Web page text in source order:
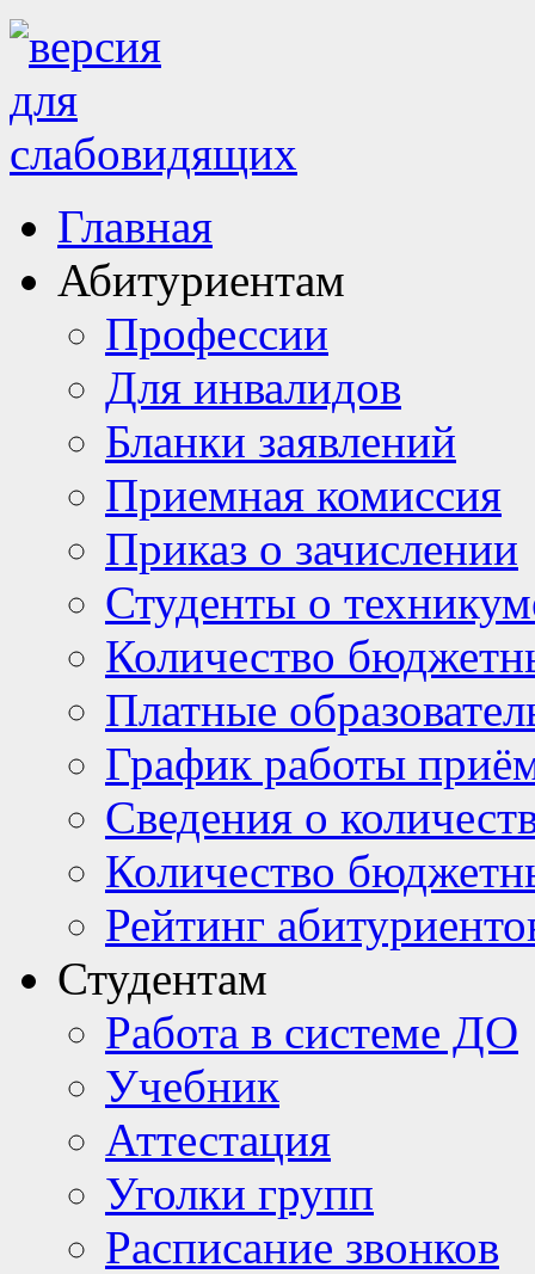
Главная
Абитуриентам
Профессии
Для инвалидов
Бланки заявлений
Приемная комиссия
Приказ о зачислении
Студенты о
Количество
Платные
График работы
Сведения о
Количество
Рейтинг
Студентам
Работа в системе ДО
Учебник
Аттестация
Уголки групп
Расписание звонков